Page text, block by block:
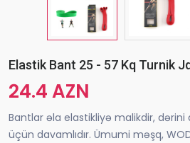
Elastik Bant 25 - 57 Kq Turnik
24.4 AZN
Bantlar əla elastikliyə malikdir, dərini
üçün davamlıdır. Ümumi məşq,